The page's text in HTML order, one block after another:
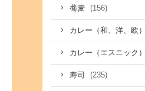
蕎麦 (156)
カレー（和、洋、欧）
カレー（エスニック）
寿司 (235)